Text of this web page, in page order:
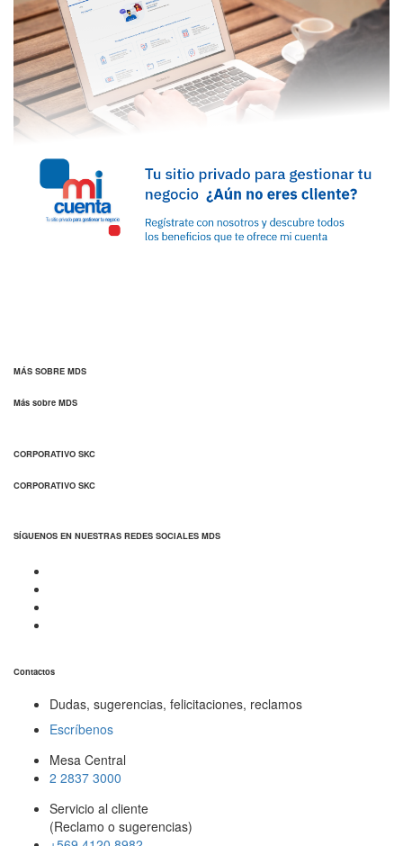
MÁS SOBRE MDS
Más sobre MDS
CORPORATIVO SKC
CORPORATIVO SKC
SÍGUENOS EN NUESTRAS REDES SOCIALES MDS
Contactos
Dudas, sugerencias, felicitaciones, reclamos
Escríbenos
Mesa Central
2 2837 3000
Servicio al cliente
(Reclamo o sugerencias)